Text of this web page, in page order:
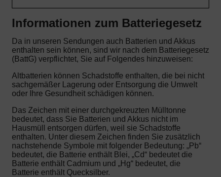
Informationen zum Batteriegesetz
Da in unseren Sendungen auch Batterien und Akkus
enthalten sein können, sind wir nach dem Batteriegesetz
(BattG) verpflichtet, Sie auf Folgendes hinzuweisen:
Altbatterien können Schadstoffe enthalten, die bei nicht
sachgemäßer Lagerung oder Entsorgung die Umwelt
oder Ihre Gesundheit schädigen können.
Das Zeichen mit einer durchgekreuzten Mülltonne
bedeutet, dass Sie Batterien und Akkus nicht im
Hausmüll entsorgen dürfen, weil sie Schadstoffe
enthalten. Unter diesem Zeichen finden Sie zusätzlich
nachstehende Symbole mit folgender Bedeutung: „Pb“
bedeutet, die Batterie enthält Blei, „Cd“ bedeutet die
Batterie enthält Cadmium und „Hg“ bedeutet, die
Batterie enthält Quecksilber.